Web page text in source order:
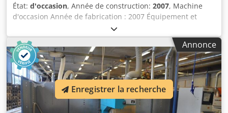
État: d'occasion, Année de construction: 2007, Machine
d'occasion Année de fabrication : 2007 Équipement et
données techniques : Installation de nesting avec table à
trame Dimensions d’usinage : - X : 5000 mm - Y : 1240 mm -
Z : 135 mm Courses des axes : - X : 5665 mm - Y : 1650 mm
- Z : 325 mm avec unité de fraisage 7933 : - Moteur 11 kW
(S6) - HSK 63 - refroidie à l’eau avec axe C avec changeur
d’outils rotatif 18 positions avec pompe à vide 250 m³ avec
commande manuelle avec lubrification centralisée avec
système de lubrification à quantité minimale Csdpfx Aszk
Annonce
Enregistrer la recherche